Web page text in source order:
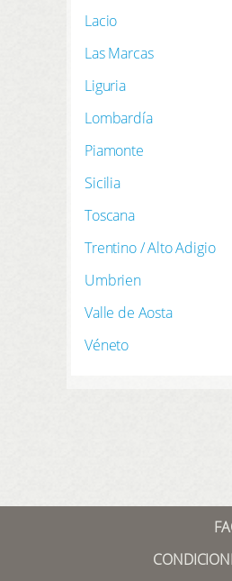
Lacio
Las Marcas
Liguria
Lombardía
Piamonte
Sicilia
Toscana
Trentino / Alto Adigio
Umbrien
Valle de Aosta
Véneto